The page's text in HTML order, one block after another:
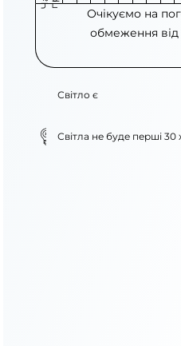
Очікуємо на
обмеження
Світло є
Світла не буде перші 30